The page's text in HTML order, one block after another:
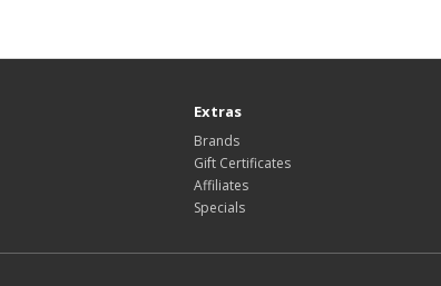
Extras
Brands
Gift Certificates
Affiliates
Specials